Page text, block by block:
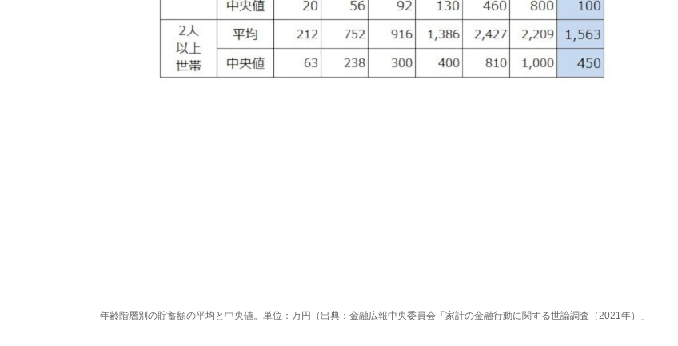
年齢階層別の貯蓄額の平均と中央値。単位：万円（出典：金融広報中央委員会「家計の金融行動に関する世論調査（2021年）」